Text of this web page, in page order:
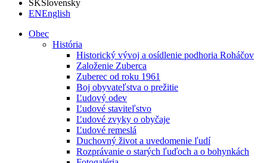
SKSlovensky
ENEnglish
Obec
História
Historický vývoj a osídlenie podhoria Roháčov
Založenie Zuberca
Zuberec od roku 1961
Boj obyvateľstva o prežitie
Ľudový odev
Ľudové staviteľstvo
Ľudové zvyky o obyčaje
Ľudové remeslá
Duchovný život a uvedomenie ľudí
Rozprávanie o starých ľuďoch a o bohynkách